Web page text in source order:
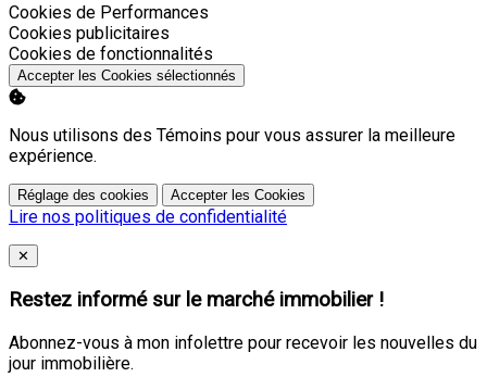
Activer
Cookies de Performances
Activer
Cookies publicitaires
Activer
Cookies de fonctionnalités
Accepter les Cookies sélectionnés
Nous utilisons des Témoins pour vous assurer la meilleure
expérience.
Réglage des cookies Accepter les Cookies
Lire nos politiques de confidentialité
Close
✕
Restez informé sur le marché immobilier !
Abonnez-vous à mon infolettre pour recevoir les nouvelles du
jour immobilière.